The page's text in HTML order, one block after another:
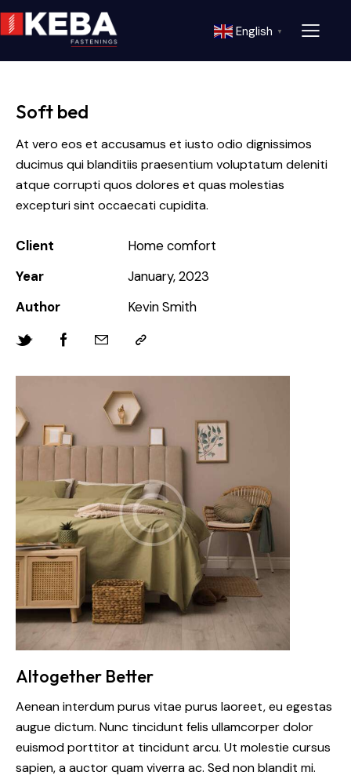
English ▼
Soft bed
At vero eos et accusamus et iusto odio dignissimos
ducimus qui blanditiis praesentium voluptatum deleniti
atque corrupti quos dolores et quas molestias
excepturi sint occaecati cupidita.
Client
Home comfort
Year
January, 2023
Author
Kevin Smith
Altogether Better
Aenean interdum purus vitae purus laoreet, eu egestas
augue dictum. Nunc tincidunt felis ullamcorper dolor
euismod porttitor at tincidunt arcu. Ut molestie cursus
sapien, a auctor quam viverra ac. Sed non blandit mi.